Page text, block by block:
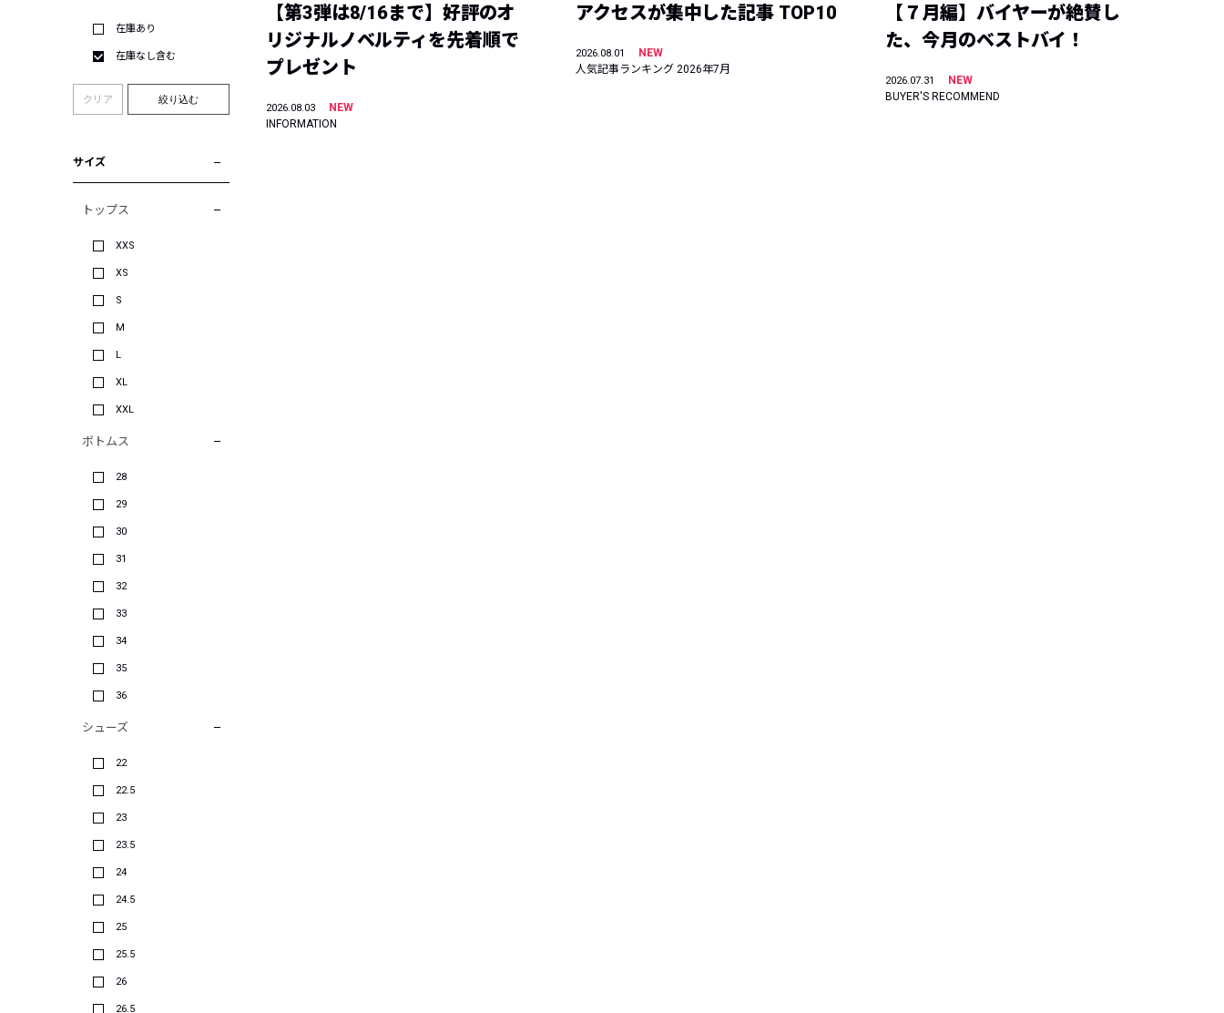
在庫あり
在庫なし含む
クリア 絞り込む
サイズ
トップス
XXS
XS
S
M
L
XL
XXL
ボトムス
28
29
30
31
32
33
34
35
36
シューズ
22
22.5
23
23.5
24
24.5
25
25.5
26
26.5
【第3弾は8/16まで】好評のオ
リジナルノベルティを先着順で
プレゼント
2026.08.03
NEW
INFORMATION
アクセスが集中した記事 TOP10
2026.08.01
NEW
人気記事ランキング 2026年7月
【７月編】バイヤーが絶賛し
た、今月のベストバイ！
2026.07.31
NEW
BUYER'S RECOMMEND